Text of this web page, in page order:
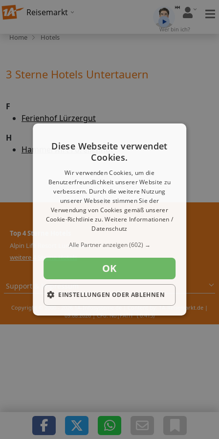
Reisemarkt
Wer bin ich?
Home Hotels
3 Sterne Hotels Untertauern
F
Ferienhof Lürzergut
H
Hammerwirt Forellenhof
Top 4 Sterne Hotels
Alpin Life Resort Lürzerhof
weitere 4 Sterne Hotels
Support & Impressum
Copyright © 2000 - 2026 1A-Infosysteme.de | Content by: 1A-Reisemarkt.de |
09.08.2026| CFo: No|PATH ( 0.415)
Diese Webseite verwendet
Cookies.
Wir verwenden Cookies, um die
Benutzerfreundlichkeit unserer Website zu
verbessern. Durch die weitere Nutzung
unserer Webseite stimmen Sie der
Verwendung von Cookies gemäß unserer
Cookie-Richtlinie zu.Weitere Informationen /
Datenschutz
Alle Partner anzeigen(602) →
OK
EINSTELLUNGEN ODER ABLEHNEN